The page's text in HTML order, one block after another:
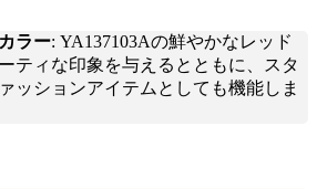
ラー: YA137103Aの鮮やかなレッド
ティな印象を与えるとともに、スタ
ッションアイテムとしても機能しま